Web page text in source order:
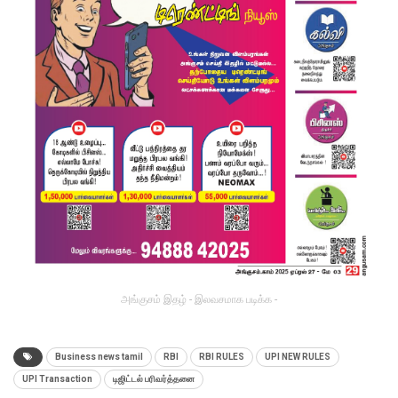
அங்குசம் இதழ் - இலவசமாக படிக்க -
Business news tamil RBI RBI RULES UPI NEW RULES
UPI Transaction டிஜிட்டல் பரிவர்த்தனை